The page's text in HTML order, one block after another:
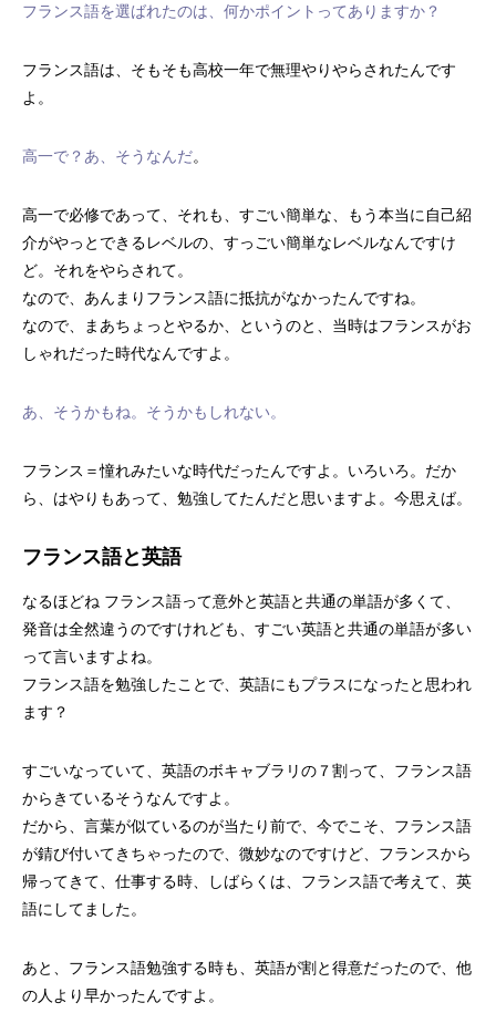
フランス語を選ばれたのは、何かポイントってありますか？
フランス語は、そもそも高校一年で無理やりやらされたんです
よ。
高一で？あ、そうなんだ。
高一で必修であって、それも、すごい簡単な、もう本当に自己紹
介がやっとできるレベルの、すっごい簡単なレベルなんですけ
ど。それをやらされて。
なので、あんまりフランス語に抵抗がなかったんですね。
なので、まあちょっとやるか、というのと、当時はフランスがお
しゃれだった時代なんですよ。
あ、そうかもね。そうかもしれない。
フランス＝憧れみたいな時代だったんですよ。いろいろ。だか
ら、はやりもあって、勉強してたんだと思いますよ。今思えば。
フランス語と英語
なるほどね フランス語って意外と英語と共通の単語が多くて、
発音は全然違うのですけれども、すごい英語と共通の単語が多い
って言いますよね。
フランス語を勉強したことで、英語にもプラスになったと思われ
ます？
すごいなっていて、英語のボキャブラリの７割って、フランス語
からきているそうなんですよ。
だから、言葉が似ているのが当たり前で、今でこそ、フランス語
が錆び付いてきちゃったので、微妙なのですけど、フランスから
帰ってきて、仕事する時、しばらくは、フランス語で考えて、英
語にしてました。
あと、フランス語勉強する時も、英語が割と得意だったので、他
の人より早かったんですよ。